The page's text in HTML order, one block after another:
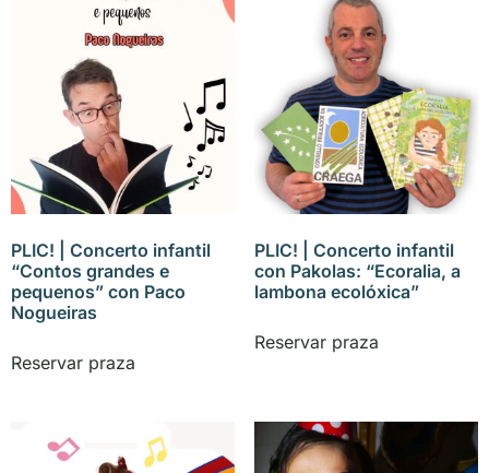
PLIC! | Concerto infantil
“Contos grandes e
pequenos” con Paco
Nogueiras
Reservar praza
PLIC! | Concerto infantil
con Pakolas: “Ecoralia, a
lambona ecolóxica”
Reservar praza